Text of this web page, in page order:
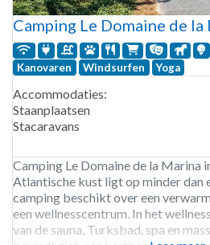
Camping Le Domaine de la
Kanovaren
Windsurfen Yoga
Accommodaties:
Staanplaatsen
Stacaravans
Camping Le Domaine de la Marina
Atlantische kust ligt op minder dan
camping beschikt over een
een wellnesscentrum. In het
van de sauna, Turksbad, spa en